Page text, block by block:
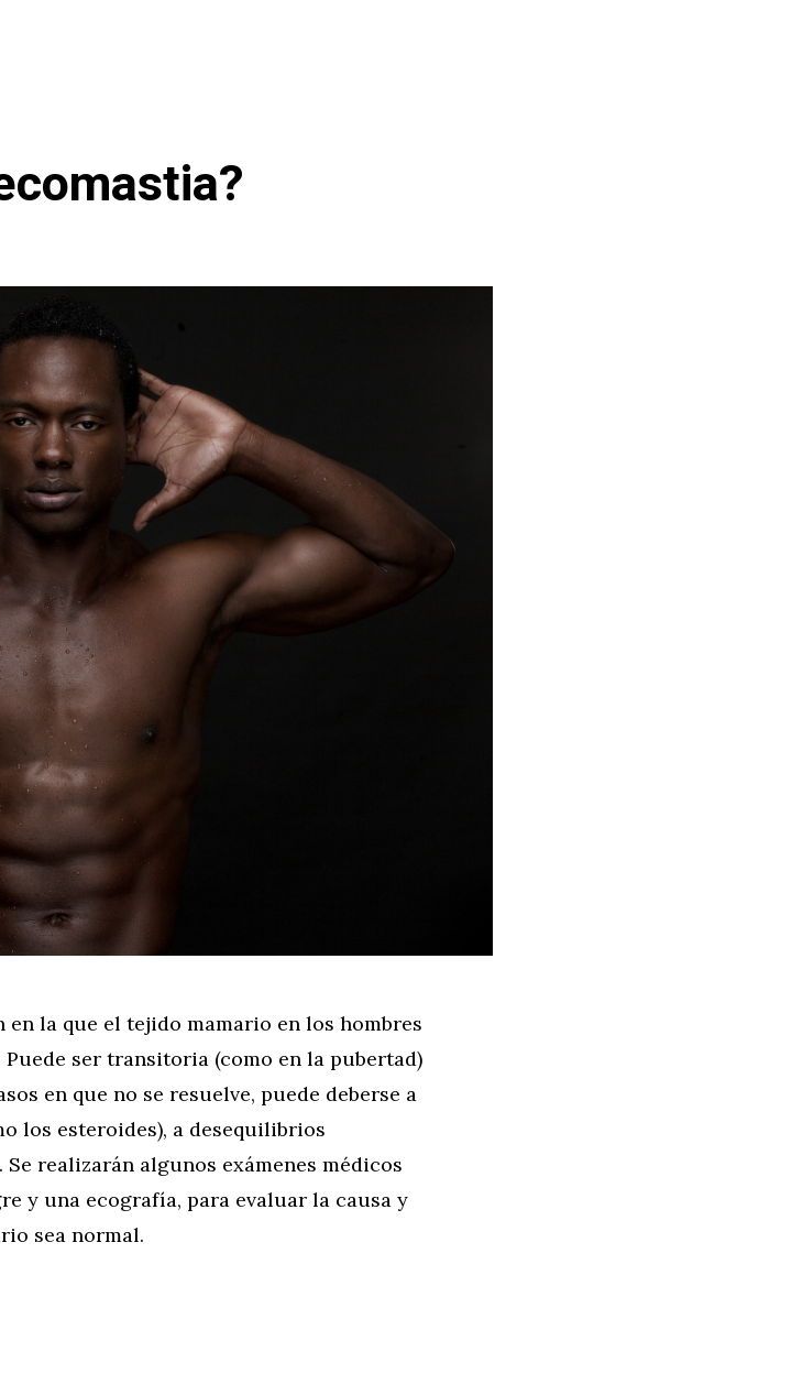
la que el tejido mamario en los hombres
Puede ser transitoria (como en la pubertad)
en que no se resuelve, puede deberse a
los esteroides), a desequilibrios
realizarán algunos exámenes médicos
y una ecografía, para evaluar la causa y
sea normal.